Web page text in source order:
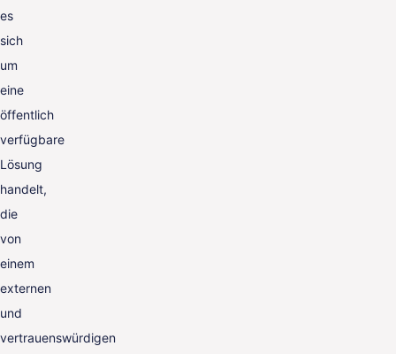
es
sich
um
eine
öffentlich
verfügbare
Lösung
handelt,
die
von
einem
externen
und
vertrauenswürdigen